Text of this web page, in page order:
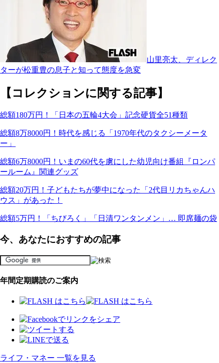
山里亮太、ディレク
ターが松重豊の息子と知って態度を急変
【コレクションに関する記事】
総額180万円！「日本の五輪4大会」記念硬貨全51種類
総額8万8000円！時代を感じる「1970年代のタクシーメータ
ー」
総額6万8000円！いまの60代を虜にした幼児向け番組『ロンパ
ールーム』関連グッズ
総額20万円！子どもたちが夢中になった「2代目リカちゃんハ
ウス」があった！
総額5万円！「ちびろく」「日清ワンタンメン」… 即席麺の袋
今、あなたにおすすめの記事
年間定期購読のご案内
ライフ・マネー 一覧を見る